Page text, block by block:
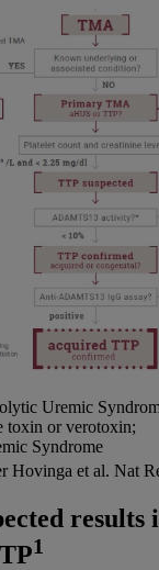
Uremic
toxin or verotoxin;
Syndrome
Hovinga et al. Nat
1